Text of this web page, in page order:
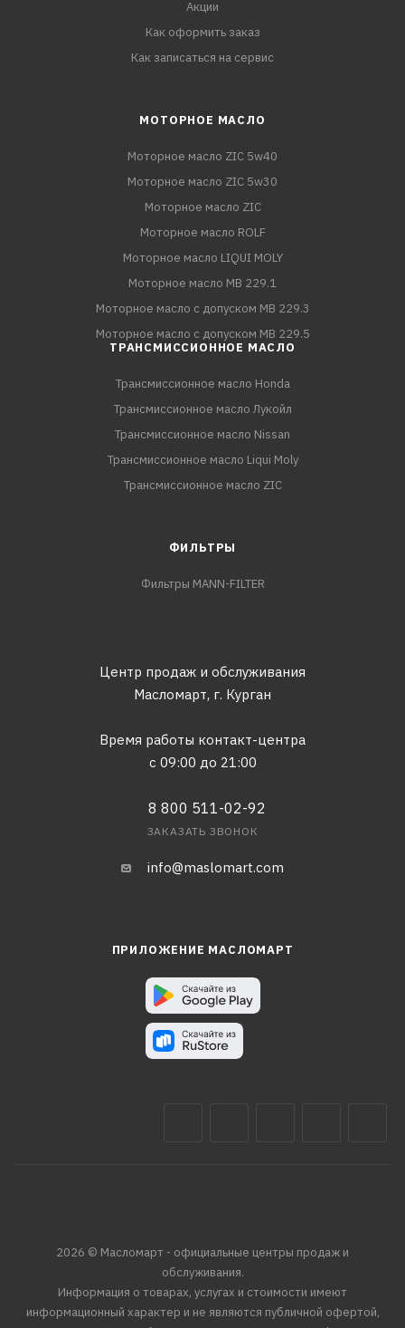
Акции
Как оформить заказ
Как записаться на сервис
МОТОРНОЕ МАСЛО
Моторное масло ZIC 5w40
Моторное масло ZIC 5w30
Моторное масло ZIC
Моторное масло ROLF
Моторное масло LIQUI MOLY
Моторное масло MB 229.1
Моторное масло с допуском MB 229.3
Моторное масло с допуском MB 229.5
ТРАНСМИССИОННОЕ МАСЛО
Трансмиссионное масло Honda
Трансмиссионное масло Лукойл
Трансмиссионное масло Nissan
Трансмиссионное масло Liqui Moly
Трансмиссионное масло ZIC
ФИЛЬТРЫ
Фильтры MANN-FILTER
Центр продаж и обслуживания
Масломарт, г. Курган
Время работы контакт-центра
с 09:00 до 21:00
8 800 511-02-92
ЗАКАЗАТЬ ЗВОНОК
info@maslomart.com
ПРИЛОЖЕНИЕ МАСЛОМАРТ
2026 © Масломарт - официальные центры продаж и
обслуживания.
Информация о товарах, услугах и стоимости имеют
информационный характер и не являются публичной офертой,